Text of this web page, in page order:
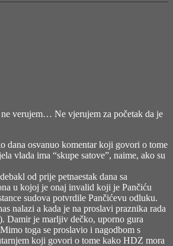
verujem… Ne vjerujem za početak da je
dana osvanuo komentar koji govori o tome
vlada ima “skupe satove”, naime, ako su
od prije petnaestak dana sa
u kojoj je onaj invalid koji je Pančiću
sudova potvrdile Pančićevu odluku.
nalazi a kada je na proslavi praznika rada
Damir je marljiv dečko, uporno gura
toga se proslavio i nagodbom s
koji govori o tome kako HDZ mora